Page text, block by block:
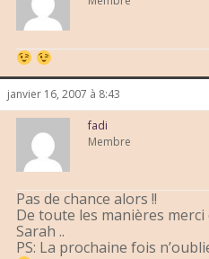
janvier 16, 2007 à 8:43
fadi
Membre
Pas de chance alors !!
De toute les manières merci
Sarah ..
PS: La prochaine fois